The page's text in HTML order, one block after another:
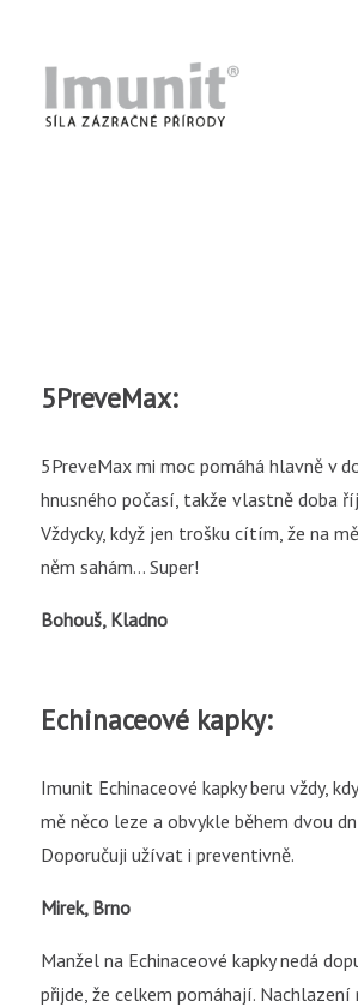
5PreveMax:
5PreveMax mi moc pomáhá hlavně v
hnusného počasí, takže vlastně doba
Vždycky, když jen trošku cítím, že na
něm sahám… Super!
Bohouš, Kladno
Echinaceové kapky:
Imunit Echinaceové kapky beru vždy,
mě něco leze a obvykle během dvou
Doporučuji užívat i preventivně.
Mirek, Brno
Manžel na Echinaceové kapky nedá
přijde, že celkem pomáhají.